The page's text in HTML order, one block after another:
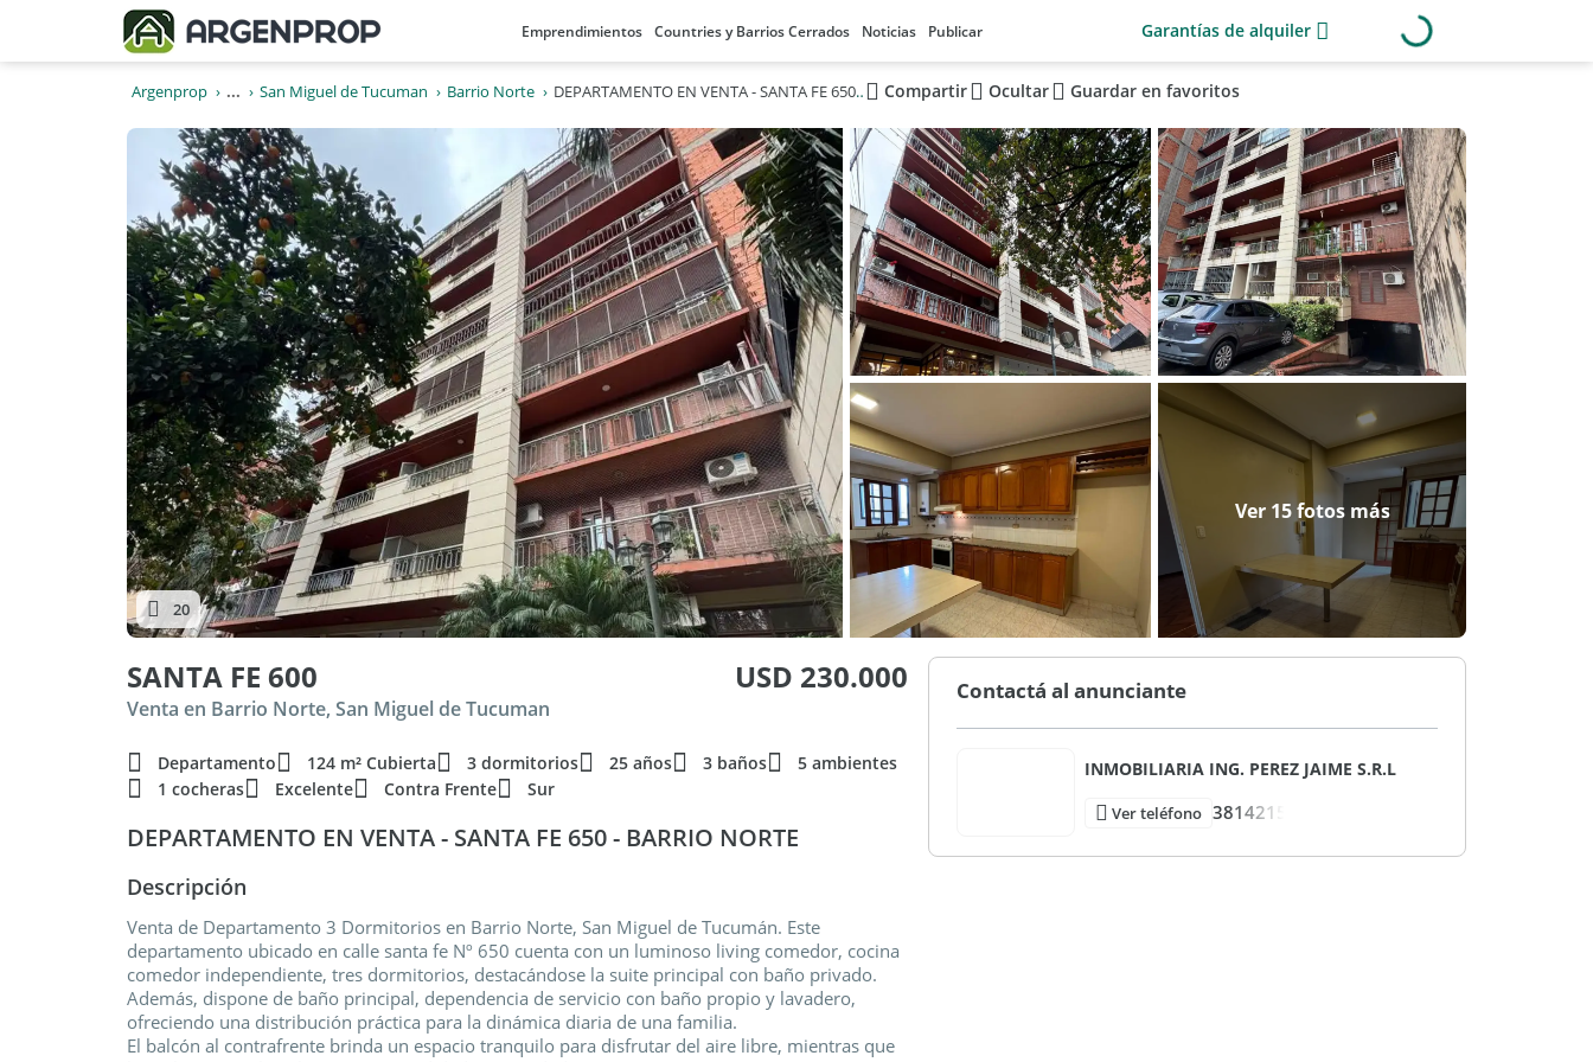
Emprendimientos Countries y Barrios Cerrados Noticias Publicar Garantías de alquiler
Argenprop ... San Miguel de Tucuman Barrio Norte DEPARTAMENTO EN VENTA - SANTA FE 650 - BARRIO NORTE Compartir Ocultar Guardar en favoritos
Ver 15 fotos más
20
SANTA FE 600 USD 230.000
Venta en Barrio Norte, San Miguel de Tucuman
Departamento 124 m² Cubierta 3 dormitorios 25 años 3 baños
5 ambientes
1 cocheras
Excelente Contra Frente Sur
DEPARTAMENTO EN VENTA - SANTA FE 650 - BARRIO NORTE
Descripción
Venta de Departamento 3 Dormitorios en Barrio Norte, San Miguel de Tucumán. Este
departamento ubicado en calle santa fe Nº 650 cuenta con un luminoso living comedor, cocina
comedor independiente, tres dormitorios, destacándose la suite principal con baño privado.
Además, dispone de baño principal, dependencia de servicio con baño propio y lavadero,
ofreciendo una distribución práctica para la dinámica diaria de una familia.
El balcón al contrafrente brinda un espacio tranquilo para disfrutar del aire libre, mientras que
Contactá al anunciante
INMOBILIARIA ING. PEREZ JAIME S.R.L
Ver teléfono 3814215